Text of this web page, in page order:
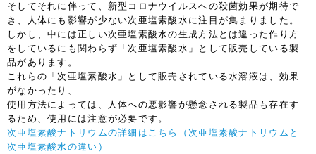
そしてそれに伴って、新型コロナウイルスへの殺菌効果が期待で
き、人体にも影響が少ない次亜塩素酸水に注目が集まりました。
しかし、中には正しい次亜塩素酸水の生成方法とは違った作り方
をしているにも関わらず「次亜塩素酸水」として販売している製
品があります。
これらの「次亜塩素酸水」として販売されている水溶液は、効果
がなかったり、
使用方法によっては、人体への悪影響が懸念される製品も存在す
るため、使用には注意が必要です。
次亜塩素酸ナトリウムの詳細はこちら（次亜塩素酸ナトリウムと
次亜塩素酸水の違い）